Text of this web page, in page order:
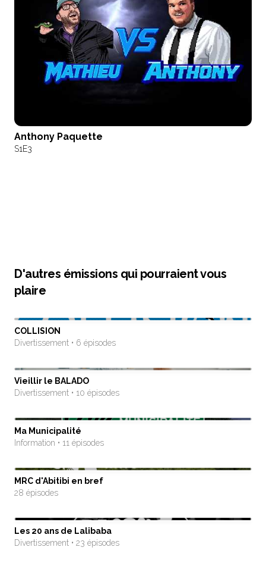
Anthony Paquette
S1E3
D'autres émissions qui pourraient vous
plaire
COLLISION
Divertissement • 6 épisodes
Vieillir le BALADO
Divertissement • 10 épisodes
Ma Municipalité
Information • 11 épisodes
MRC d'Abitibi en bref
28 épisodes
Les 20 ans de Lalibaba
Divertissement • 23 épisodes